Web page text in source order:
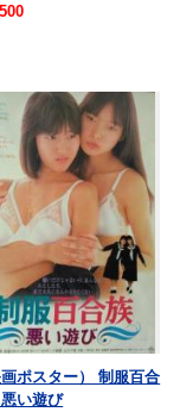
画ポスター） 制服百合
い遊び